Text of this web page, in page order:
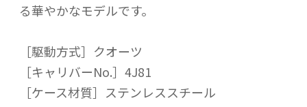
る華やかなモデルです。
［駆動方式］クオーツ
［キャリバーNo.］4J81
［ケース材質］ステンレススチール